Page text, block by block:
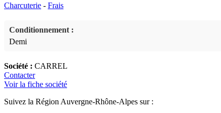
Charcuterie - Frais
Conditionnement :
Demi
Société : CARREL
Contacter
Voir la fiche société
Suivez la Région Auvergne-Rhône-Alpes sur :